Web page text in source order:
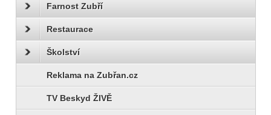
Farnost Zubří
Restaurace
Školství
Reklama na Zubřan.cz
TV Beskyd ŽIVĚ